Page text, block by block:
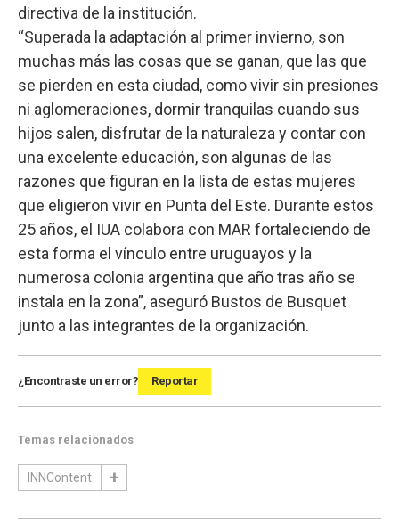
directiva de la institución.
“Superada la adaptación al primer invierno, son
muchas más las cosas que se ganan, que las que
se pierden en esta ciudad, como vivir sin presiones
ni aglomeraciones, dormir tranquilas cuando sus
hijos salen, disfrutar de la naturaleza y contar con
una excelente educación, son algunas de las
razones que figuran en la lista de estas mujeres
que eligieron vivir en Punta del Este. Durante estos
25 años, el IUA colabora con MAR fortaleciendo de
esta forma el vínculo entre uruguayos y la
numerosa colonia argentina que año tras año se
instala en la zona”, aseguró Bustos de Busquet
junto a las integrantes de la organización.
¿Encontraste un error? Reportar
Temas relacionados
INNContent